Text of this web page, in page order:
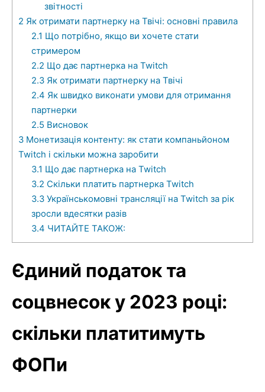
звітності
2 Як отримати партнерку на Твічі: основні правила
2.1 Що потрібно, якщо ви хочете стати
стримером
2.2 Що дає партнерка на Twitch
2.3 Як отримати партнерку на Твічі
2.4 Як швидко виконати умови для отримання
партнерки
2.5 Висновок
3 Монетизація контенту: як стати компаньйоном
Twitch і скільки можна заробити
3.1 Що дає партнерка на Twitch
3.2 Скільки платить партнерка Twitch
3.3 Українськомовні трансляції на Twitch за рік
зросли вдесятки разів
3.4 ЧИТАЙТЕ ТАКОЖ:
Єдиний податок та
соцвнесок у 2023 році:
скільки платитимуть
ФОПи